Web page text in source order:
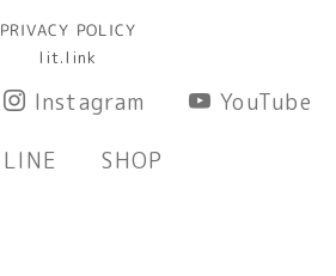
PRIVACY POLICY
lit.link
Instagram
YouTube
LINE
SHOP